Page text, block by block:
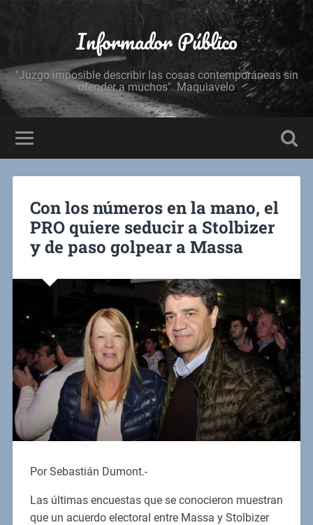
Informador Público
"Juzgo imposible describir las cosas contemporáneas sin
ofender a muchos". Maquiavelo
Con los números en la mano, el
PRO quiere seducir a Stolbizer
y de paso golpear a Massa
Por Sebastián Dumont.-
Las últimas encuestas que se conocieron muestran
que un acuerdo electoral entre Massa y Stolbizer